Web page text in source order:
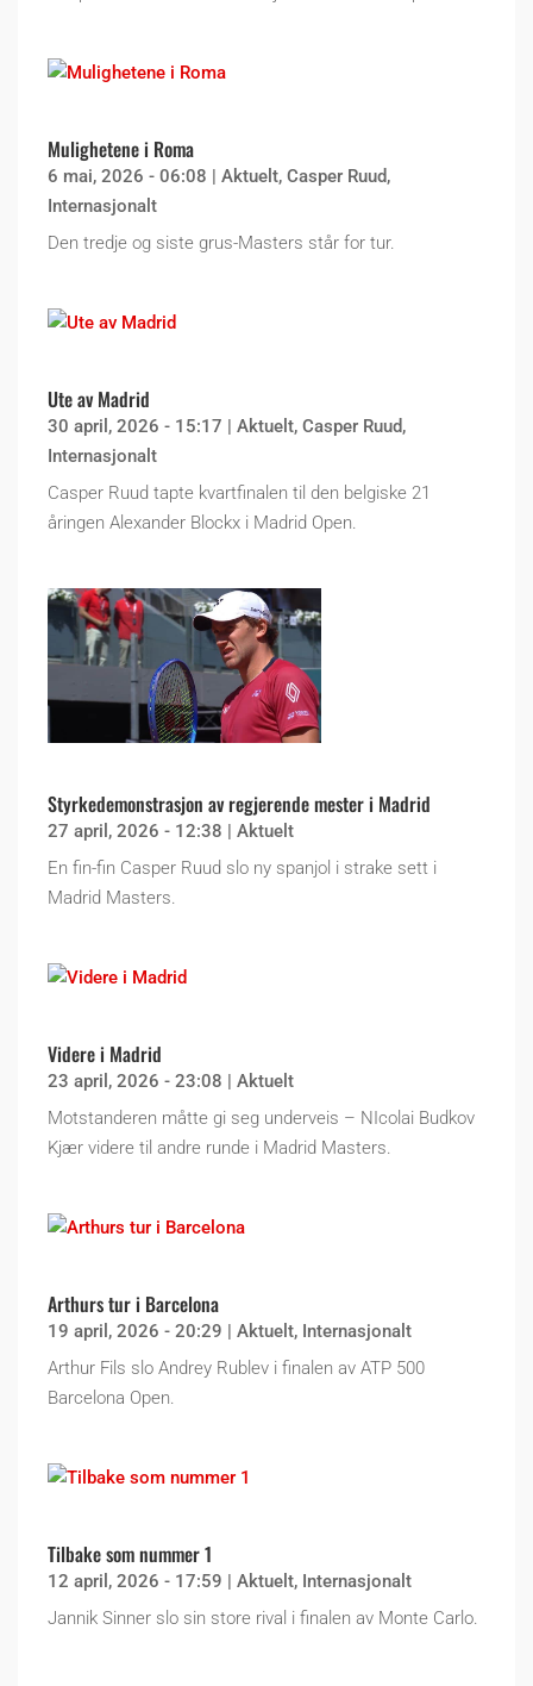
Mulighetene i Roma
6 mai, 2026 - 06:08 Aktuelt, Casper Ruud,
Internasjonalt
Den tredje og siste grus-Masters står for tur.
Ute av Madrid
30 april, 2026 - 15:17 Aktuelt, Casper Ruud,
Internasjonalt
Casper Ruud tapte kvartfinalen til den belgiske 21
åringen Alexander Blockx i Madrid Open.
Styrkedemonstrasjon av regjerende mester i Madrid
27 april, 2026 - 12:38 | Aktuelt
En fin-fin Casper Ruud slo ny spanjol i strake sett i
Madrid Masters.
Videre i Madrid
23 april, 2026 - 23:08 | Aktuelt
Motstanderen måtte gi seg underveis – NIcolai Budkov
Kjær videre til andre runde i Madrid Masters.
Arthurs tur i Barcelona
19 april, 2026 - 20:29 | Aktuelt, Internasjonalt
Arthur Fils slo Andrey Rublev i finalen av ATP 500
Barcelona Open.
Tilbake som nummer 1
12 april, 2026 - 17:59 | Aktuelt, Internasjonalt
Jannik Sinner slo sin store rival i finalen av Monte Carlo.